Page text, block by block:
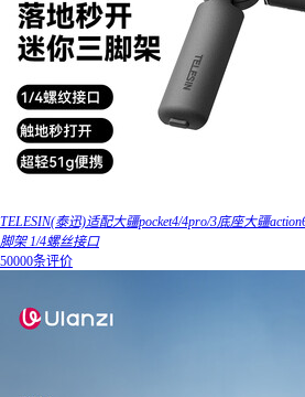
TELESIN(泰迅)适配大疆pocket4/4pro/3底座大疆
脚架 1/4螺丝接口
50000条评价